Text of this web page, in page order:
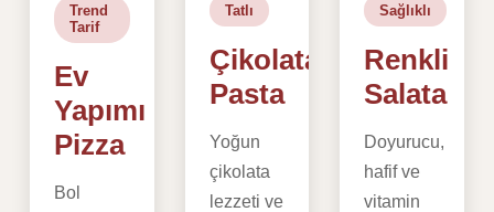
Trend
Tarif
Ev
Yapımı
Pizza
Bol
Tatlı
Çikolatalı
Pasta
Yoğun
çikolata
lezzeti ve
Sağlıklı
Renkli
Salata
Doyurucu,
hafif ve
vitamin